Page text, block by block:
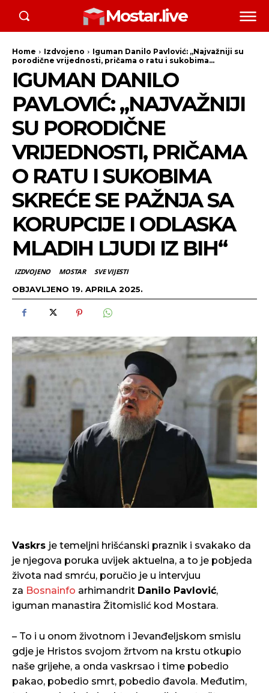
Mostar.live
Home Izdvojeno
Iguman Danilo Pavlović: „Najvažniji su
porodične vrijednosti, pričama o ratu i sukobima...
IGUMAN DANILO
PAVLOVIĆ: „NAJVAŽNIJI
SU PORODIČNE
VRIJEDNOSTI, PRIČAMA
O RATU I SUKOBIMA
SKREĆE SE PAŽNJA SA
KORUPCIJE I ODLASKA
MLADIH LJUDI IZ BIH“
IZDVOJENO MOSTAR SVE VIJESTI
OBJAVLJENO 19. APRILA 2025.
Vaskrs je temeljni hrišćanski praznik i svakako da
je njegova poruka uvijek aktuelna, a to je pobjeda
života nad smrću, poručio je u intervjuu
za Bosnainfo arhimandrit Danilo Pavlović,
iguman manastira Žitomislić kod Mostara.
– To i u onom životnom i Jevanđeljskom smislu
gdje je Hristos svojom žrtvom na krstu otkupio
naše grijehe, a onda vaskrsao i time pobedio
pakao, pobedio smrt, pobedio đavola. Međutim,